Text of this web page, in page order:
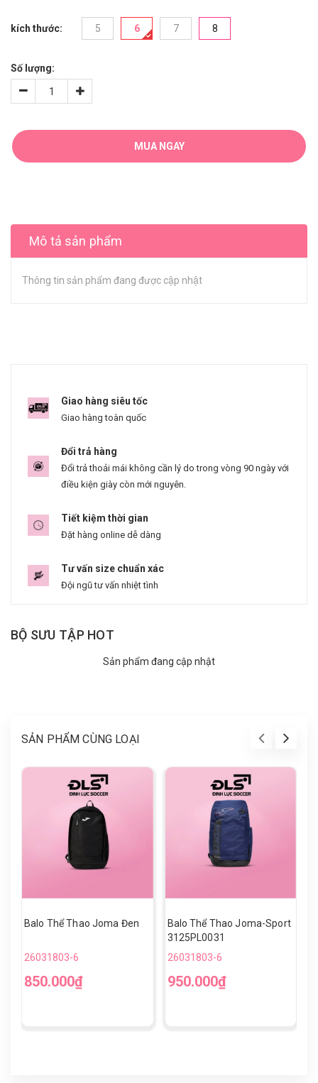
kích thước: 5 6 7 8
Số lượng:
MUA NGAY
Mô tả sản phẩm
Thông tin sản phẩm đang được cập nhật
Giao hàng siêu tốc
Giao hàng toàn quốc
Đổi trả hàng
Đổi trả thoải mái không cần lý do trong vòng 90 ngày với
điều kiện giày còn mới nguyên.
Tiết kiệm thời gian
Đặt hàng online dễ dàng
Tư vấn size chuẩn xác
Đội ngũ tư vấn nhiệt tình
BỘ SƯU TẬP HOT
Sản phẩm đang cập nhật
SẢN PHẨM CÙNG LOẠI
Balo Thể Thao Joma Đen
26031803-6
850.000₫
Balo Thể Thao Joma-Sport
3125PL0031
26031803-6
950.000₫